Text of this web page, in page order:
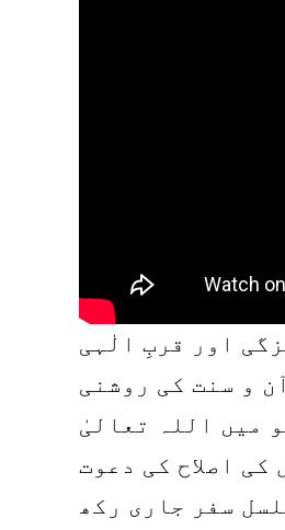
اور قربِ الٰہی
و سنت کی روشنی
میں اللہ تعالیٰ
اصلاح کی دعوت
سفر جاری رکھ